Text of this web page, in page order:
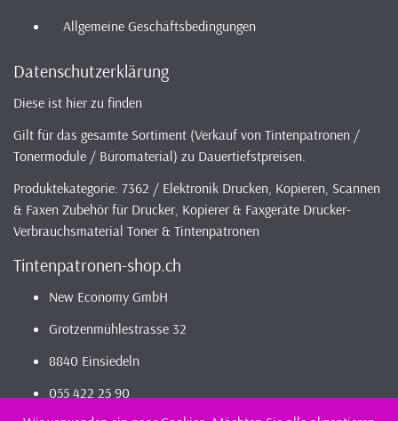
Allgemeine Geschäftsbedingungen
Datenschutzerklärung
Diese ist hier zu finden
Gilt für das gesamte Sortiment (Verkauf von Tintenpatronen /
Tonermodule / Büromaterial) zu Dauertiefstpreisen.
Produktekategorie: 7362 / Elektronik Drucken, Kopieren, Scannen
& Faxen Zubehör für Drucker, Kopierer & Faxgeräte Drucker-
Verbrauchsmaterial Toner & Tintenpatronen
Tintenpatronen-shop.ch
New Economy GmbH
Grotzenmühlestrasse 32
8840 Einsiedeln
055 422 25 90